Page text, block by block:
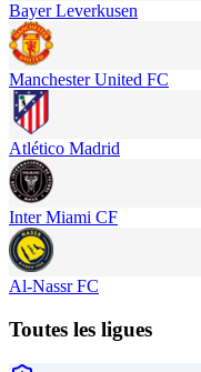
Bayer Leverkusen
Manchester United FC
Atlético Madrid
Inter Miami CF
Al-Nassr FC
Toutes les ligues